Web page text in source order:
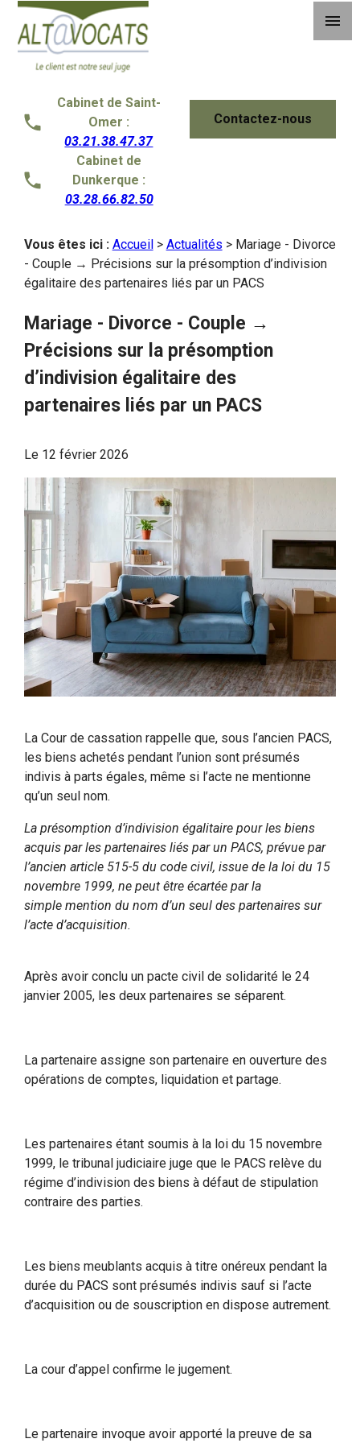
menu
Cabinet de Saint-
Omer :
03.21.38.47.37
Cabinet de
Dunkerque :
03.28.66.82.50
Contactez-nous
Vous êtes ici : Accueil> Actualités > Mariage - Divorce
- Couple → Précisions sur la présomption d’indivision
égalitaire des partenaires liés par un PACS
Mariage - Divorce - Couple →
Précisions sur la présomption
d’indivision égalitaire des
partenaires liés par un PACS
Le 12 février 2026
La Cour de cassation rappelle que, sous l’ancien PACS,
les biens achetés pendant l’union sont présumés
indivis à parts égales, même si l’acte ne mentionne
qu’un seul nom.
La présomption d’indivision égalitaire pour les biens
acquis par les partenaires liés par un PACS, prévue par
l’ancien article 515-5 du code civil, issue de la loi du 15
novembre 1999, ne peut être écartée par la
simple mention du nom d’un seul des partenaires sur
l’acte d’acquisition.
Après avoir conclu un pacte civil de solidarité le 24
janvier 2005, les deux partenaires se séparent.
La partenaire assigne son partenaire en ouverture des
opérations de comptes, liquidation et partage.
Les partenaires étant soumis à la loi du 15 novembre
1999, le tribunal judiciaire juge que le PACS relève du
régime d’indivision des biens à défaut de stipulation
contraire des parties.
Les biens meublants acquis à titre onéreux pendant la
durée du PACS sont présumés indivis sauf si l’acte
d’acquisition ou de souscription en dispose autrement.
La cour d’appel confirme le jugement.
Le partenaire invoque avoir apporté la preuve de sa
Panneau de gestion des cookies